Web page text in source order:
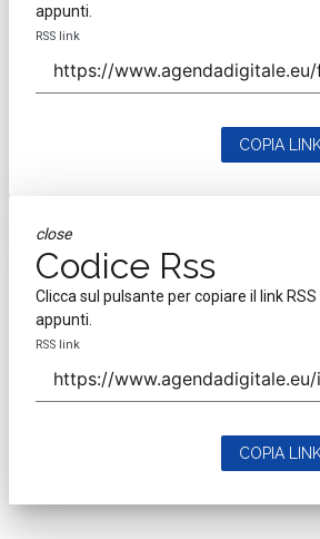
appunti.
RSS link
COPIA
close
Codice Rss
Clicca sul pulsante per copiare il link RSS
appunti.
RSS link
COPIA